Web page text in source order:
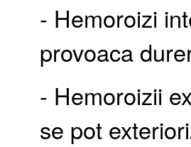
- Hemoroizi
provoaca
- Hemoroizii
se pot